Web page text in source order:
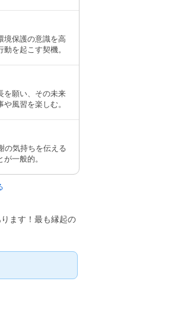
境保護の意識を高
を起こす契機。
を願い、その未来
風習を楽しむ。
の気持ちを伝える
一般的。
ます！最も縁起の